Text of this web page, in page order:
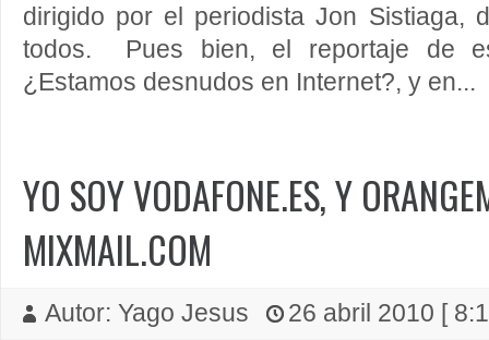
dirigido por el periodista Jon Sistiaga,
todos. Pues bien, el reportaje de
¿Estamos desnudos en Internet?, y en...
YO SOY VODAFONE.ES, Y
MIXMAIL.COM
Autor: Yago Jesus
26 abril 2010 [